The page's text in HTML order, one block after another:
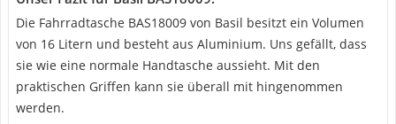
Die Fahrradtasche BAS18009 von Basil besitzt ein Volumen
von 16 Litern und besteht aus Aluminium. Uns gefällt, dass
sie wie eine normale Handtasche aussieht. Mit den
praktischen Griffen kann sie überall mit hingenommen
werden.